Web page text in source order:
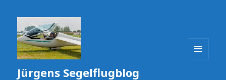
Jürgens Segelflugblog